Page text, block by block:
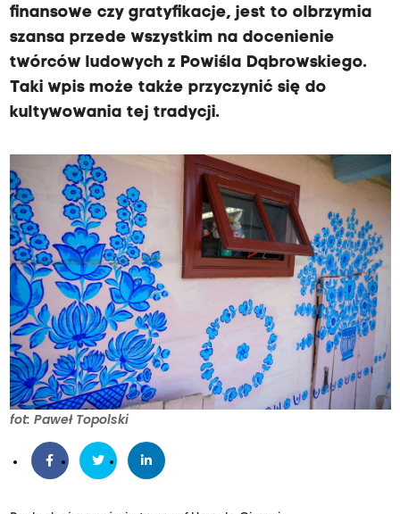
finansowe czy gratyfikacje, jest to olbrzymia
szansa przede wszystkim na docenienie
twórców ludowych z Powiśla Dąbrowskiego.
Taki wpis może także przyczynić się do
kultywowania tej tradycji.
fot: Paweł Topolski